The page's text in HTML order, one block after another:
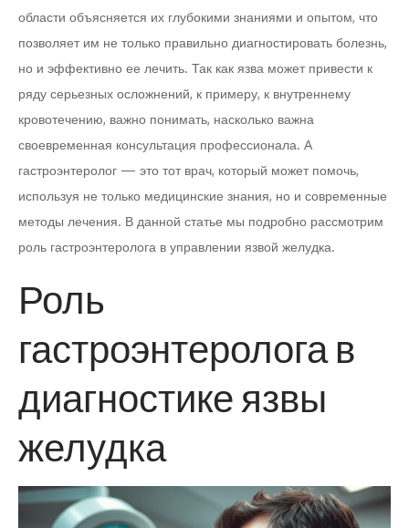
области объясняется их глубокими знаниями и опытом, что
позволяет им не только правильно диагностировать болезнь,
но и эффективно ее лечить. Так как язва может привести к
ряду серьезных осложнений, к примеру, к внутреннему
кровотечению, важно понимать, насколько важна
своевременная консультация профессионала. А
гастроэнтеролог — это тот врач, который может помочь,
используя не только медицинские знания, но и современные
методы лечения. В данной статье мы подробно рассмотрим
роль гастроэнтеролога в управлении язвой желудка.
Роль
гастроэнтеролога в
диагностике язвы
желудка